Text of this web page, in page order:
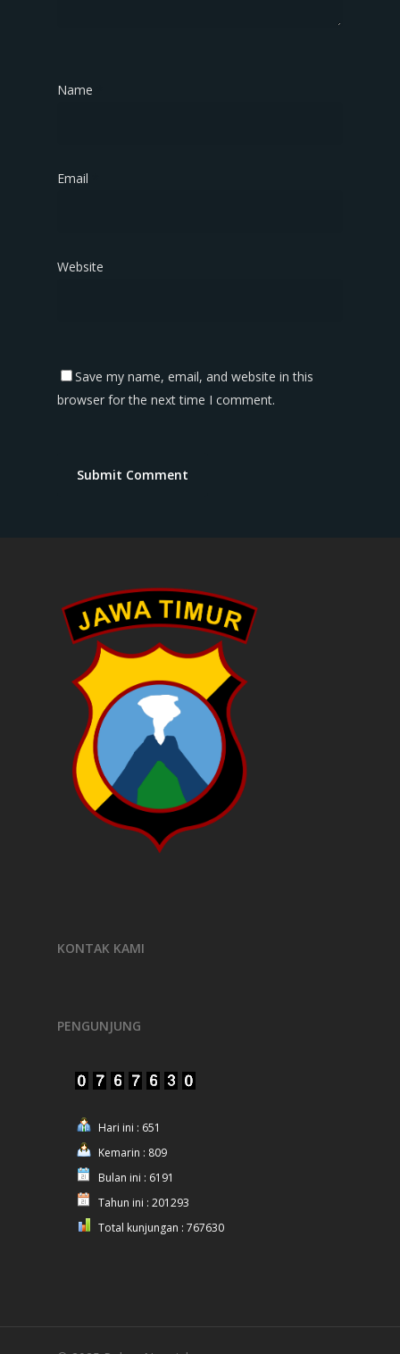
Name
Email
Website
Save my name, email, and website in this
browser for the next time I comment.
KONTAK KAMI
PENGUNJUNG
Hari ini : 651
Kemarin : 809
Bulan ini : 6191
Tahun ini : 201293
Total kunjungan : 767630